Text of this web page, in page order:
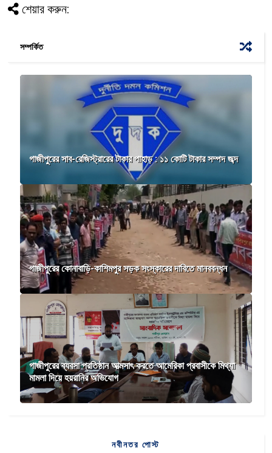
শেয়ার করুন:
সম্পর্কিত
গাজীপুরের সাব-রেজিস্ট্রারের টাকার পাহাড় : ১১ কোটি টাকার সম্পদ জব্দ
গাজীপুরের কোনাবাড়ি-কাশিমপুর সড়ক সংস্কারের দাবিতে মানববন্ধন
গাজীপুরের ব্যবসা প্রতিষ্ঠান আত্মসাৎ করতে আমেরিকা প্রবাসীকে মিথ্যা
মামলা দিয়ে হয়রানির অভিযোগ
নবীনতর পোস্ট